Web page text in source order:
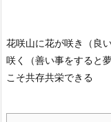
花咲山に花が咲き（良
咲く（善い事をすると
こそ共存共栄できる